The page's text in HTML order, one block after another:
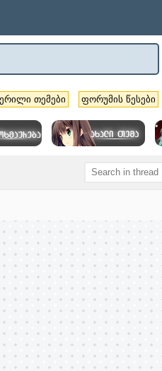
თემები ფორუმის წესები